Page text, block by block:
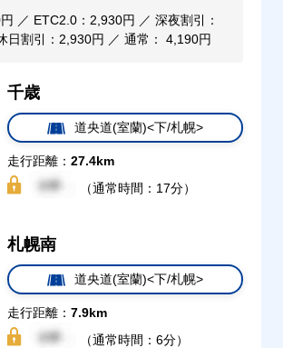
／ ETC2.0：2,930円 ／ 深夜割引：
日割引：2,930円 ／ 通常： 4,190円
千歳
道央道(室蘭)<下/札幌>
走行距離： 27.4km
（通常時間：17分）
札幌南
道央道(室蘭)<下/札幌>
走行距離： 7.9km
（通常時間：6分）